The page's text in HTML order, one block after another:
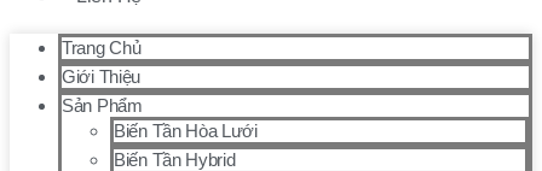
Trang Chủ
Giới Thiệu
Sản Phẩm
Biến Tần Hòa Lưới
Biến Tần Hybrid